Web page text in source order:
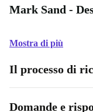
Mark Sand -
Mostra di più
Il processo di
Domande e